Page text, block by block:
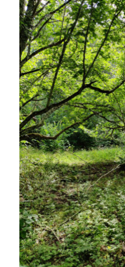
juni 2026
maj 2026
april 2026
mars 2026
februari 2026
januari 2026
december 2025
november 2025
oktober 2025
september 2025
augusti 2025
juli 2025
juni 2025
maj 2025
april 2025
mars 2025
februari 2025
januari 2025
december 2024